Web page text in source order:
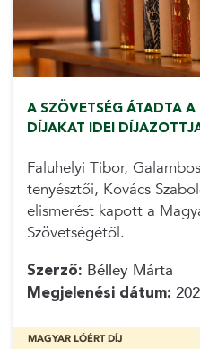
A SZÖVETSÉG ÁTADTA A
DÍJAKAT IDEI
Faluhelyi Tibor,
tenyésztői, Kovács
elismerést kapott a
Szövetségétől.
Szerző: Bélley Márta
Megjelenési dátum:
MAGYAR LÓÉRT DÍJ